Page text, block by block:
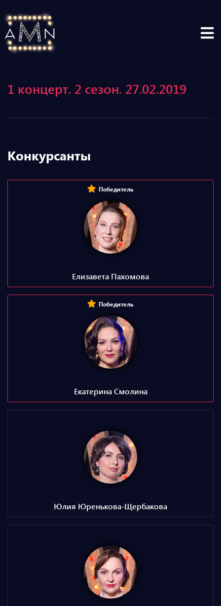
1 концерт. 2 сезон. 27.02.2019
Конкурсанты
Победитель
Елизавета Пахомова
Победитель
Екатерина Смолина
Юлия Юренькова-Щербакова